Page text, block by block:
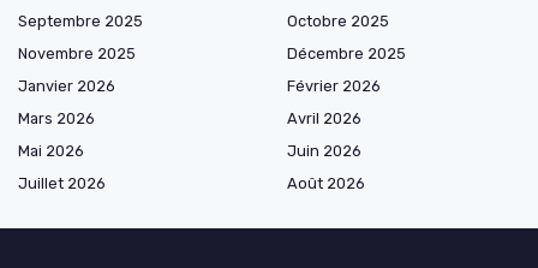
Septembre 2025
Octobre 2025
Novembre 2025
Décembre 2025
Janvier 2026
Février 2026
Mars 2026
Avril 2026
Mai 2026
Juin 2026
Juillet 2026
Août 2026